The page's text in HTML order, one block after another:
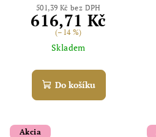
501,39 Kč bez DPH
616,71 Kč
(–14 %)
Skladem
Do košíku
Akcia